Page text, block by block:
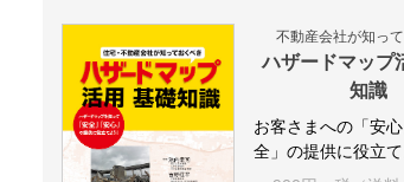
不動産会社が知っ
ハザードマップ
知識
お客さまへの「安
全」の提供に役立て